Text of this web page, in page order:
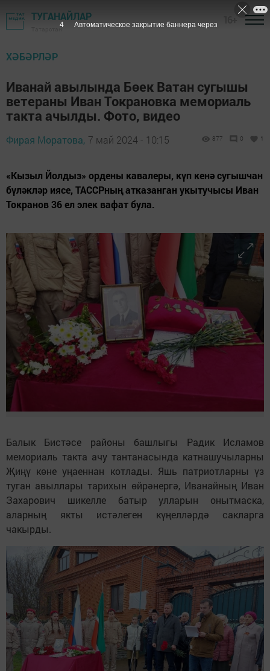
ТУГАНАЙЛАР
ХӘБӘРЛӘР
Иванай авылында Бөек Ватан сугышы
ветераны Иван Токрановка мемориаль
такта ачылды. Фото, видео
Фирая Моратова, 7 май 2024 - 10:15 877 0 1
«Кызыл Йолдыз» ордены кавалеры, күп кенә сугышчан
бүләкләр иясе, ТАССРның атказанган укытучысы Иван
Токранов 36 ел элек вафат була.
Балык Бистәсе районы башлыгы Радик Исламов
мемориаль такта ачу тантанасында катнашучыларны
Җиңү көне уңаеннан котлады. Яшь патриотларны үз
туган авыллары тарихын өйрәнергә, Иванайның Иван
Захарович шикелле батыр улларын онытмаска,
аларның якты истәлеген күңелләрдә сакларга
чакырды.
1 Автоматическое закрытие баннера через